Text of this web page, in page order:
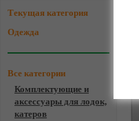
Текущая категория
Одежда
Все категории
Комплектующие и
аксессуары для лодок,
катеров